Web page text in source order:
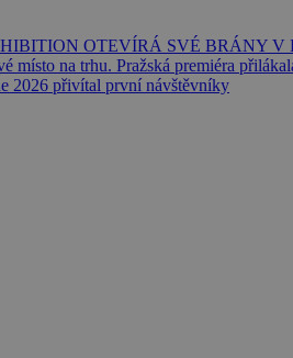
OTEVÍRÁ SVÉ BRÁNY V
místo na trhu. Pražská premiéra
2026 přivítal první návštěvníky